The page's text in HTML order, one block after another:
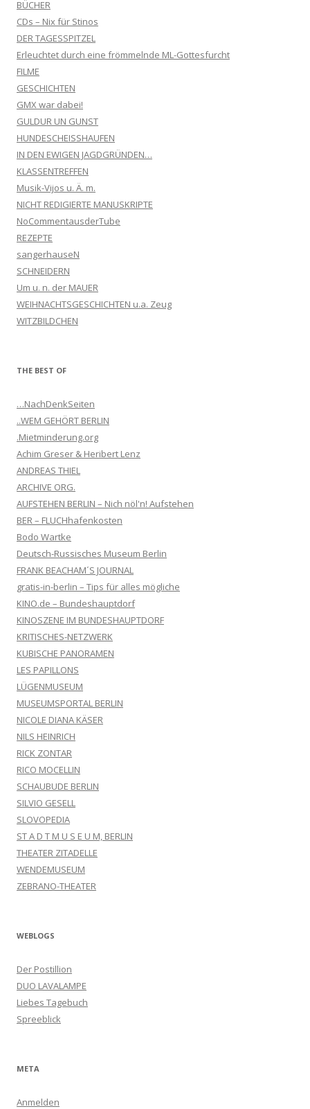
BÜCHER
CDs – Nix für Stinos
DER TAGESSPITZEL
Erleuchtet durch eine frömmelnde ML-Gottesfurcht
FILME
GESCHICHTEN
GMX war dabei!
GULDUR UN GUNST
HUNDESCHEISSHAUFEN
IN DEN EWIGEN JAGDGRÜNDEN…
KLASSENTREFFEN
Musik-Vijos u. Ä. m.
NICHT REDIGIERTE MANUSKRIPTE
NoCommentausderTube
REZEPTE
sangerhauseN
SCHNEIDERN
Um u. n. der MAUER
WEIHNACHTSGESCHICHTEN u.a. Zeug
WITZBILDCHEN
THE BEST OF
…NachDenkSeiten
..WEM GEHÖRT BERLIN
.Mietminderung.org
Achim Greser & Heribert Lenz
ANDREAS THIEL
ARCHIVE ORG.
AUFSTEHEN BERLIN – Nich nöl'n! Aufstehen
BER – FLUCHhafenkosten
Bodo Wartke
Deutsch-Russisches Museum Berlin
FRANK BEACHAM´S JOURNAL
gratis-in-berlin – Tips für alles mögliche
KINO.de – Bundeshauptdorf
KINOSZENE IM BUNDESHAUPTDORF
KRITISCHES-NETZWERK
KUBISCHE PANORAMEN
LES PAPILLONS
LÜGENMUSEUM
MUSEUMSPORTAL BERLIN
NICOLE DIANA KÄSER
NILS HEINRICH
RICK ZONTAR
RICO MOCELLIN
SCHAUBUDE BERLIN
SILVIO GESELL
SLOVOPEDIA
ST A D T M U S E U M, BERLIN
THEATER ZITADELLE
WENDEMUSEUM
ZEBRANO-THEATER
WEBLOGS
Der Postillion
DUO LAVALAMPE
Liebes Tagebuch
Spreeblick
META
Anmelden